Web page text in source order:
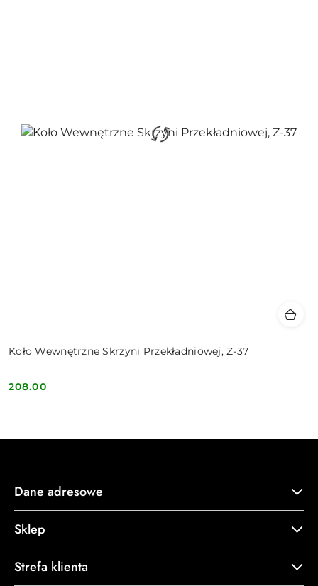
Koło Wewnętrzne Skrzyni Przekładniowej, Z-37
Cena:
208.00
Dane adresowe
Sklep
Strefa klienta